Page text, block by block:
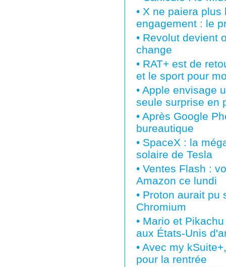
• X ne paiera plus
engagement : le
• Revolut devient
change
• RAT+ est de
et le sport pour
• Apple envisage
seule surprise en
• Après Google
bureautique
• SpaceX : la
solaire de Tesla
• Ventes Flash :
Amazon ce lundi
• Proton aurait pu
Chromium
• Mario et
aux États-Unis
• Avec my
pour la rentrée